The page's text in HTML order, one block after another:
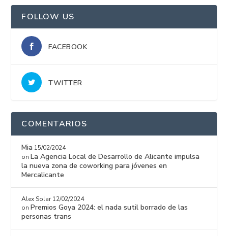
FOLLOW US
FACEBOOK
TWITTER
COMENTARIOS
Mia 15/02/2024
onLa Agencia Local de Desarrollo de Alicante impulsa
la nueva zona de coworking para jóvenes en
Mercalicante
Alex Solar 12/02/2024
onPremios Goya 2024: el nada sutil borrado de las
personas trans